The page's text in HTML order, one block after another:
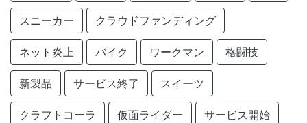
スニーカー クラウドファンディング
ネット炎上 バイク ワークマン 格闘技
新製品 サービス終了 スイーツ
クラフトコーラ 仮面ライダー サービス開始